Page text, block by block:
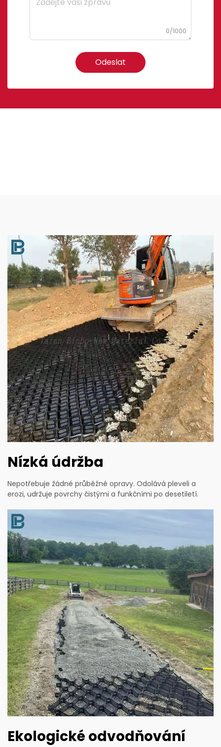
0/1000
Odeslat
Nízká údržba
Nepotřebuje žádné průběžné opravy. Odolává pleveli a
erozi, udržuje povrchy čistými a funkčními po desetiletí.
Ekologické odvodňování